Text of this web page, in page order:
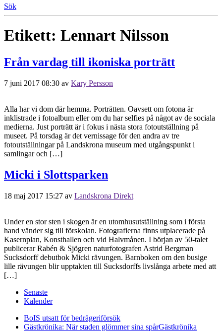
Sök
Etikett: Lennart Nilsson
Från vardag till ikoniska porträtt
7 juni 2017 08:30 av Kary Persson
Alla har vi dom där hemma. Porträtten. Oavsett om fotona är
inklistrade i fotoalbum eller om du har selfies på något av de sociala
medierna. Just porträtt är i fokus i nästa stora fotoutställning på
museet. På torsdag är det vernissage för den andra av tre
fotoutställningar på Landskrona museum med utgångspunkt i
samlingar och […]
Micki i Slottsparken
18 maj 2017 15:27 av Landskrona Direkt
Under en stor sten i skogen är en utomhusutställning som i första
hand vänder sig till förskolan. Fotografierna finns utplacerade på
Kasernplan, Konsthallen och vid Halvmånen. I början av 50-talet
publicerar Rabén & Sjögren naturfotografen Astrid Bergman
Sucksdorff debutbok Micki rävungen. Barnboken om den busige
lille rävungen blir upptakten till Sucksdorffs livslånga arbete med att
[…]
Senaste
Kalender
BoIS utsatt för bedrägeriförsök
Gästkrönika: När staden glömmer sina spårGästkrönika